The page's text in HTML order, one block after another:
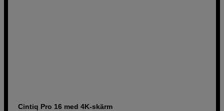
Cintiq Pro 16 med 4K-skärm